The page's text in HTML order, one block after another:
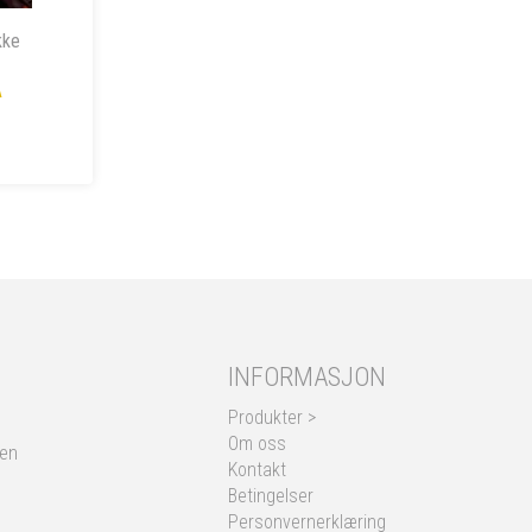
INFORMASJON
Produkter >
Om oss
Kontakt
Betingelser
Personvernerklæring